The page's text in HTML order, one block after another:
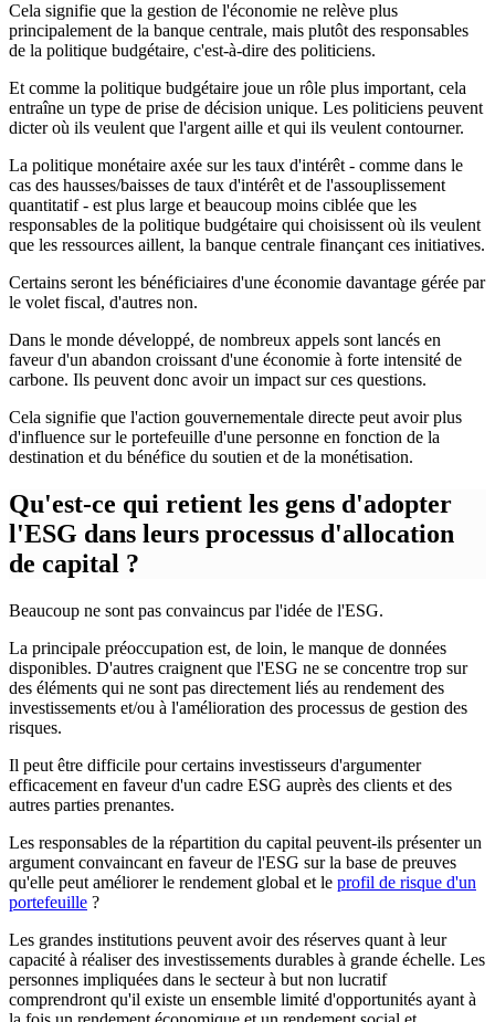
Cela signifie que la gestion de l'économie ne relève plus
principalement de la banque centrale, mais plutôt des responsables
de la politique budgétaire, c'est-à-dire des politiciens.
Et comme la politique budgétaire joue un rôle plus important, cela
entraîne un type de prise de décision unique. Les politiciens peuvent
dicter où ils veulent que l'argent aille et qui ils veulent contourner.
La politique monétaire axée sur les taux d'intérêt - comme dans le
cas des hausses/baisses de taux d'intérêt et de l'assouplissement
quantitatif - est plus large et beaucoup moins ciblée que les
responsables de la politique budgétaire qui choisissent où ils veulent
que les ressources aillent, la banque centrale finançant ces initiatives.
Certains seront les bénéficiaires d'une économie davantage gérée par
le volet fiscal, d'autres non.
Dans le monde développé, de nombreux appels sont lancés en
faveur d'un abandon croissant d'une économie à forte intensité de
carbone. Ils peuvent donc avoir un impact sur ces questions.
Cela signifie que l'action gouvernementale directe peut avoir plus
d'influence sur le portefeuille d'une personne en fonction de la
destination et du bénéfice du soutien et de la monétisation.
Qu'est-ce qui retient les gens d'adopter
l'ESG dans leurs processus d'allocation
de capital ?
Beaucoup ne sont pas convaincus par l'idée de l'ESG.
La principale préoccupation est, de loin, le manque de données
disponibles. D'autres craignent que l'ESG ne se concentre trop sur
des éléments qui ne sont pas directement liés au rendement des
investissements et/ou à l'amélioration des processus de gestion des
risques.
Il peut être difficile pour certains investisseurs d'argumenter
efficacement en faveur d'un cadre ESG auprès des clients et des
autres parties prenantes.
Les responsables de la répartition du capital peuvent-ils présenter un
argument convaincant en faveur de l'ESG sur la base de preuves
qu'elle peut améliorer le rendement global et le profil de risque d'un
portefeuille ?
Les grandes institutions peuvent avoir des réserves quant à leur
capacité à réaliser des investissements durables à grande échelle. Les
personnes impliquées dans le secteur à but non lucratif
comprendront qu'il existe un ensemble limité d'opportunités ayant à